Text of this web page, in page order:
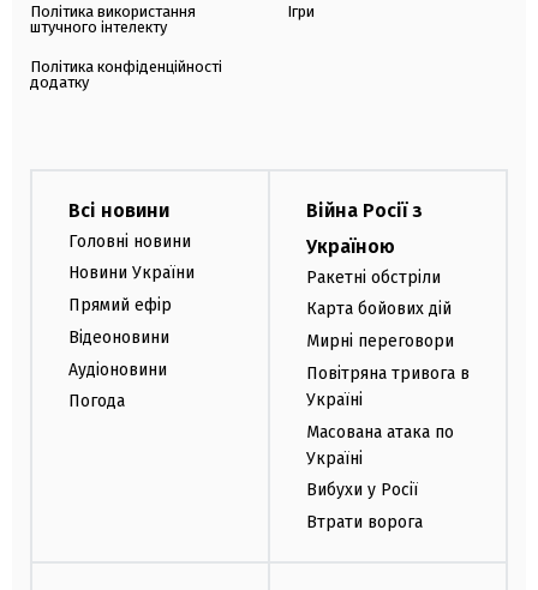
Політика використання
штучного інтелекту
Політика конфіденційності
додатку
Ігри
Всі новини
Головні новини
Новини України
Прямий ефір
Відеоновини
Аудіоновини
Погода
Війна Росії з
Україною
Ракетні обстріли
Карта бойових дій
Мирні переговори
Повітряна тривога в
Україні
Масована атака по
Україні
Вибухи у Росії
Втрати ворога